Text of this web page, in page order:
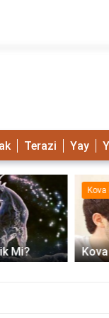
Terazi Yay
Mi?
Kova
Kova